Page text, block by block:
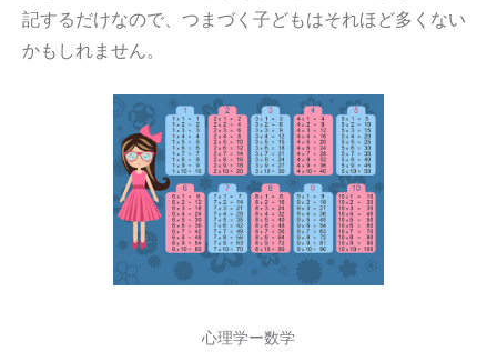
記するだけなので、つまづく子どもはそれほど多くない
かもしれません。
心理学ー数学